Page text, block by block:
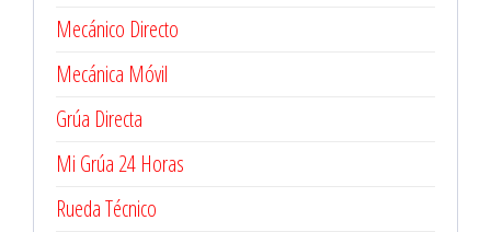
Mecánico Directo
Mecánica Móvil
Grúa Directa
Mi Grúa 24 Horas
Rueda Técnico